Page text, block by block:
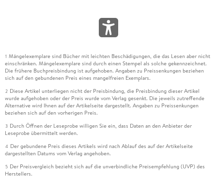
1 Mängelexemplare sind Bücher mit leichten Beschädigungen, die das Lesen aber nicht
einschränken. Mängelexemplare sind durch einen Stempel als solche gekennzeichnet.
Die frühere Buchpreisbindung ist aufgehoben. Angaben zu Preissenkungen beziehen
sich auf den gebundenen Preis eines mangelfreien Exemplars.
2 Diese Artikel unterliegen nicht der Preisbindung, die Preisbindung dieser Artikel
wurde aufgehoben oder der Preis wurde vom Verlag gesenkt. Die jeweils zutreffende
Alternative wird Ihnen auf der Artikelseite dargestellt. Angaben zu Preissenkungen
beziehen sich auf den vorherigen Preis.
3 Durch Öffnen der Leseprobe willigen Sie ein, dass Daten an den Anbieter der
Leseprobe übermittelt werden.
4 Der gebundene Preis dieses Artikels wird nach Ablauf des auf der Artikelseite
dargestellten Datums vom Verlag angehoben.
5 Der Preisvergleich bezieht sich auf die unverbindliche Preisempfehlung (UVP) des
Herstellers.